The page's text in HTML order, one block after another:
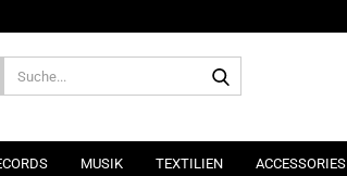
MUSIK TEXTILIEN ACCESSORIES